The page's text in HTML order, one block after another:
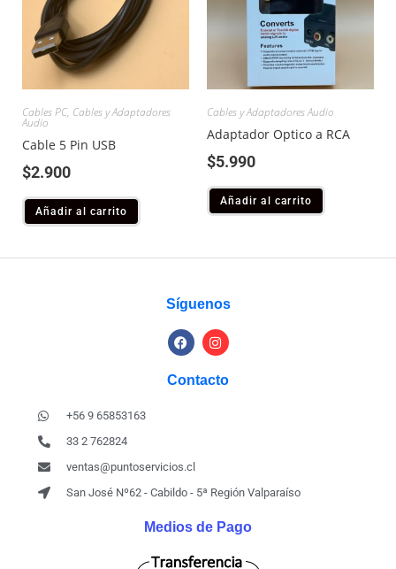
Cables PC, Cables y Adaptadores
Audio
Cable 5 Pin USB
$2.900
Añadir al carrito
Cables y Adaptadores Audio
Adaptador Optico a RCA
$5.990
Añadir al carrito
Síguenos
Contacto
+56 9 65853163
33 2 762824
ventas@puntoservicios.cl
San José Nº62 - Cabildo - 5ª Región Valparaíso
Medios de Pago